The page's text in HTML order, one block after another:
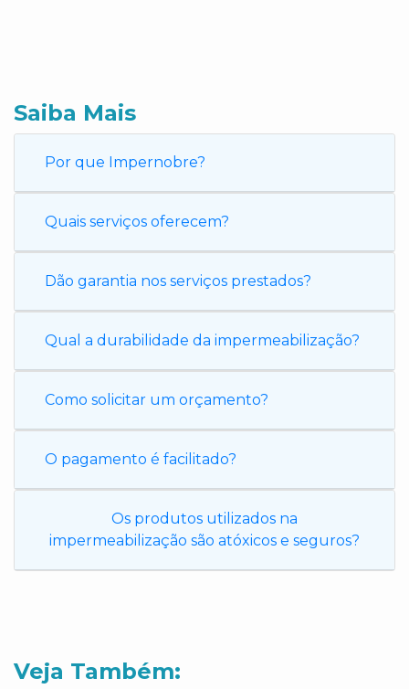
Saiba Mais
Por que Impernobre?
Quais serviços oferecem?
Dão garantia nos serviços prestados?
Qual a durabilidade da impermeabilização?
Como solicitar um orçamento?
O pagamento é facilitado?
Os produtos utilizados na
impermeabilização são atóxicos e seguros?
Veja Também: